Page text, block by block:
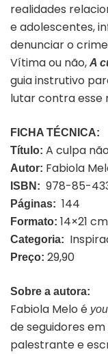
realidades
e adolescentes,
denunciar o
Vítima ou não, A
guia instrutivo
lutar contra esse
FICHA TÉCNICA:
Título: A culpa
Autor: Fabiola
ISBN: 978-85-
Páginas: 144
Formato: 14×21 cm
Categoria:
Preço: 29,90
Sobre a autora:
Fabiola Melo é
de seguidores
palestrante e